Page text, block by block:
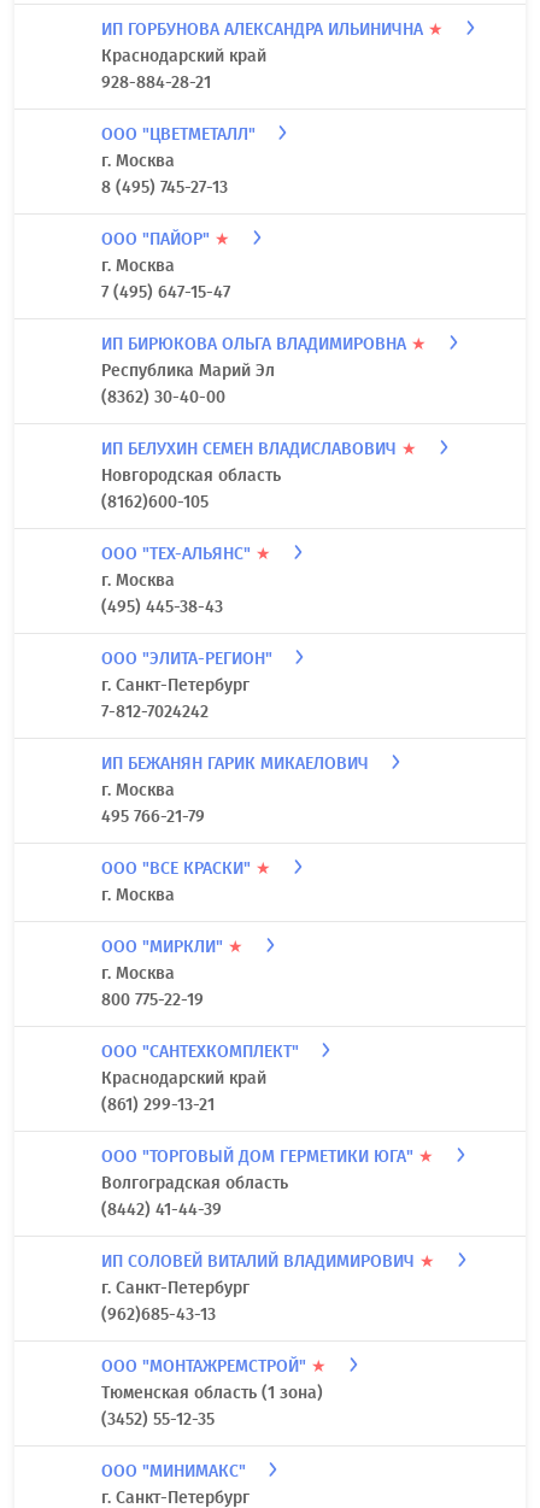
ИП ГОРБУНОВА АЛЕКСАНДРА ИЛЬИНИЧНА ★
Краснодарский край
928-884-28-21
ООО "ЦВЕТМЕТАЛЛ"
г. Москва
8 (495) 745-27-13
ООО "ПАЙОР" ★
г. Москва
7 (495) 647-15-47
ИП БИРЮКОВА ОЛЬГА ВЛАДИМИРОВНА ★
Республика Марий Эл
(8362) 30-40-00
ИП БЕЛУХИН СЕМЕН ВЛАДИСЛАВОВИЧ ★
Новгородская область
(8162)600-105
ООО "ТЕХ-АЛЬЯНС" ★
г. Москва
(495) 445-38-43
ООО "ЭЛИТА-РЕГИОН"
г. Санкт-Петербург
7-812-7024242
ИП БЕЖАНЯН ГАРИК МИКАЕЛОВИЧ
г. Москва
495 766-21-79
ООО "ВСЕ КРАСКИ" ★
г. Москва
ООО "МИРКЛИ" ★
г. Москва
800 775-22-19
ООО "САНТЕХКОМПЛЕКТ"
Краснодарский край
(861) 299-13-21
ООО "ТОРГОВЫЙ ДОМ ГЕРМЕТИКИ ЮГА" ★
Волгоградская область
(8442) 41-44-39
ИП СОЛОВЕЙ ВИТАЛИЙ ВЛАДИМИРОВИЧ ★
г. Санкт-Петербург
(962)685-43-13
ООО "МОНТАЖРЕМСТРОЙ" ★
Тюменская область (1 зона)
(3452) 55-12-35
ООО "МИНИМАКС"
г. Санкт-Петербург